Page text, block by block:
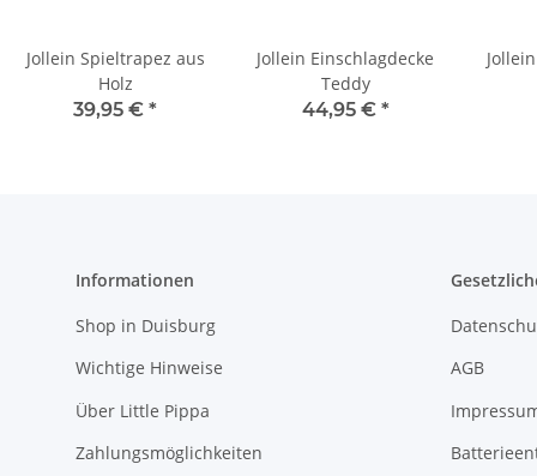
Jollein Spieltrapez aus
Holz
39,95 € *
Jollein Einschlagdecke
Teddy
44,95 € *
Informationen
Shop in Duisburg
Wichtige Hinweise
Über Little Pippa
Zahlungsmöglichkeiten
AGB